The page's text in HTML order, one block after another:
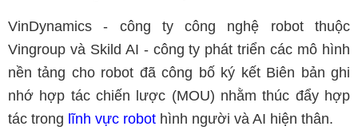
VinDynamics - công ty công nghệ robot thuộc
Vingroup và Skild AI - công ty phát triển các mô hình
nền tảng cho robot đã công bố ký kết Biên bản ghi
nhớ hợp tác chiến lược (MOU) nhằm thúc đẩy hợp
tác trong lĩnh vực robot hình người và AI hiện thân.